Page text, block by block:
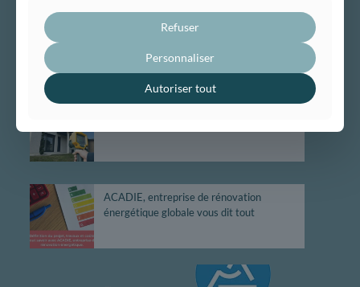
Nous contacter
ACTUALITÉS
ACADIE, entreprise de rénovation
énergétique globale vous dit tout
Refuser
Personnaliser
Autoriser tout